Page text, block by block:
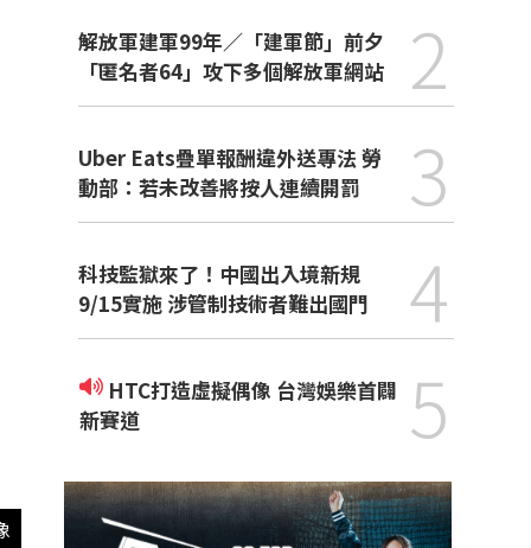
解放軍建軍99年／「建軍節」前夕
「匿名者64」攻下多個解放軍網站
2
Uber Eats疊單報酬違外送專法 勞
動部：若未改善將按人連續開罰
3
科技監獄來了！中國出入境新規
9/15實施 涉管制技術者難出國門
4
新賽道
5